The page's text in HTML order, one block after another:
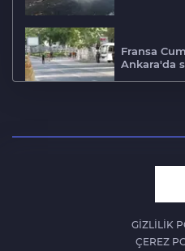
Fransa
Ankara'da
gübrenin
GİZLİLİK
ÇEREZ